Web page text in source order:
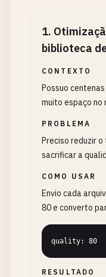
1.
biblioteca
CONTEXTO
Possuo
muito espaço no
PROBLEMA
Preciso reduzir o
sacrificar a
COMO USAR
Envio cada
80 e converto
quality: 80
RESULTADO